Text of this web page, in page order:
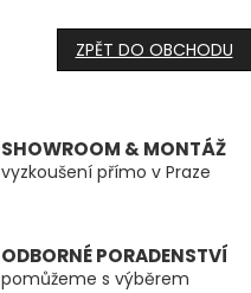
ZPĚT DO OBCHODU
SHOWROOM & MONTÁŽ
vyzkoušení přímo v Praze
ODBORNÉ PORADENSTVÍ
pomůžeme s výběrem